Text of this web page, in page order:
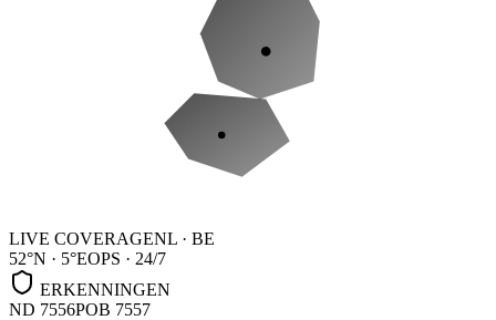
LIVE COVERAGENL · BE
52°N · 5°EOPS · 24/7
ERKENNINGEN
ND 7556POB 7557